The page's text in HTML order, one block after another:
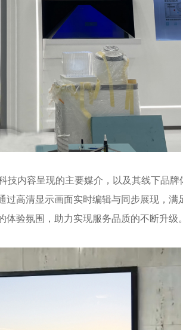
内容呈现的主要媒介，以及其线下品牌
高清显示画面实时编辑与同步展现，满
验氛围，助力实现服务品质的不断升级。